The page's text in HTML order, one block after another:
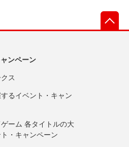
ンペーン
ス
るイベント・キャン
ーム 各タイトルの大
・キャンペーン